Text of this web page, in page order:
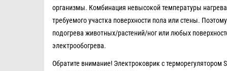
организмы. Комбинация невысокой температуры
требуемого участка поверхности пола или стены.
подогрева животных/растений/ног или любых
электрообогрева.
Обратите внимание! Электроковрик с